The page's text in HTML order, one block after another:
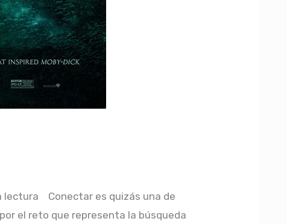
lectura Conectar es quizás una de
el reto que representa la búsqueda